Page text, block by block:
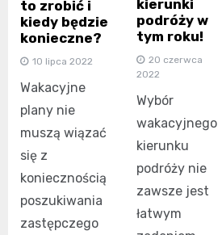
to zrobić i
kiedy będzie
konieczne?
10 lipca 2022
Wakacyjne
plany nie
muszą wiązać
się z
koniecznością
poszukiwania
zastępczego
kierunki
podróży w
tym roku!
20 czerwca
2022
Wybór
wakacyjnego
kierunku
podróży nie
zawsze jest
łatwym